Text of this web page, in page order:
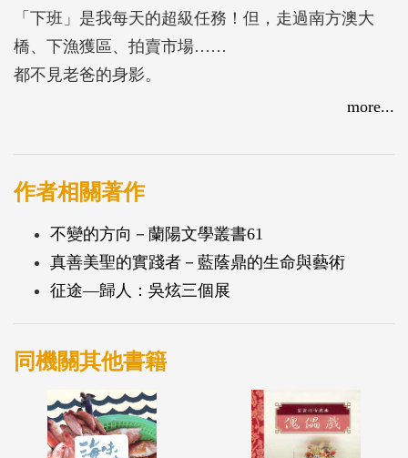
「下班」是我每天的超級任務！但，走過南方澳大
橋、下漁獲區、拍賣市場……
都不見老爸的身影。
難道今天是什麼特別的日子？老爸他……會在「平
一本飄著海風鹹味的港邊暖心繪本，帶您領略南方澳
的常民文化和漁港風情。
more...
作者相關著作
不變的方向－蘭陽文學叢書61
真善美聖的實踐者－藍蔭鼎的生命與藝術
征途—歸人：吳炫三個展
同機關其他書籍